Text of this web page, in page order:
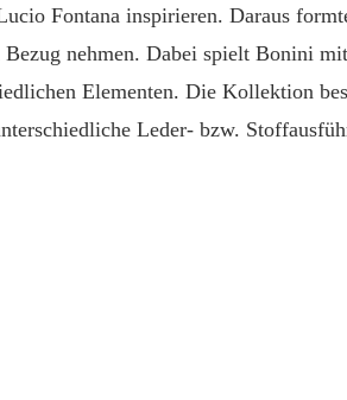
Fontana inspirieren. Daraus
nehmen. Dabei spielt Bonini
Elementen. Die Kollektion
Leder- bzw.